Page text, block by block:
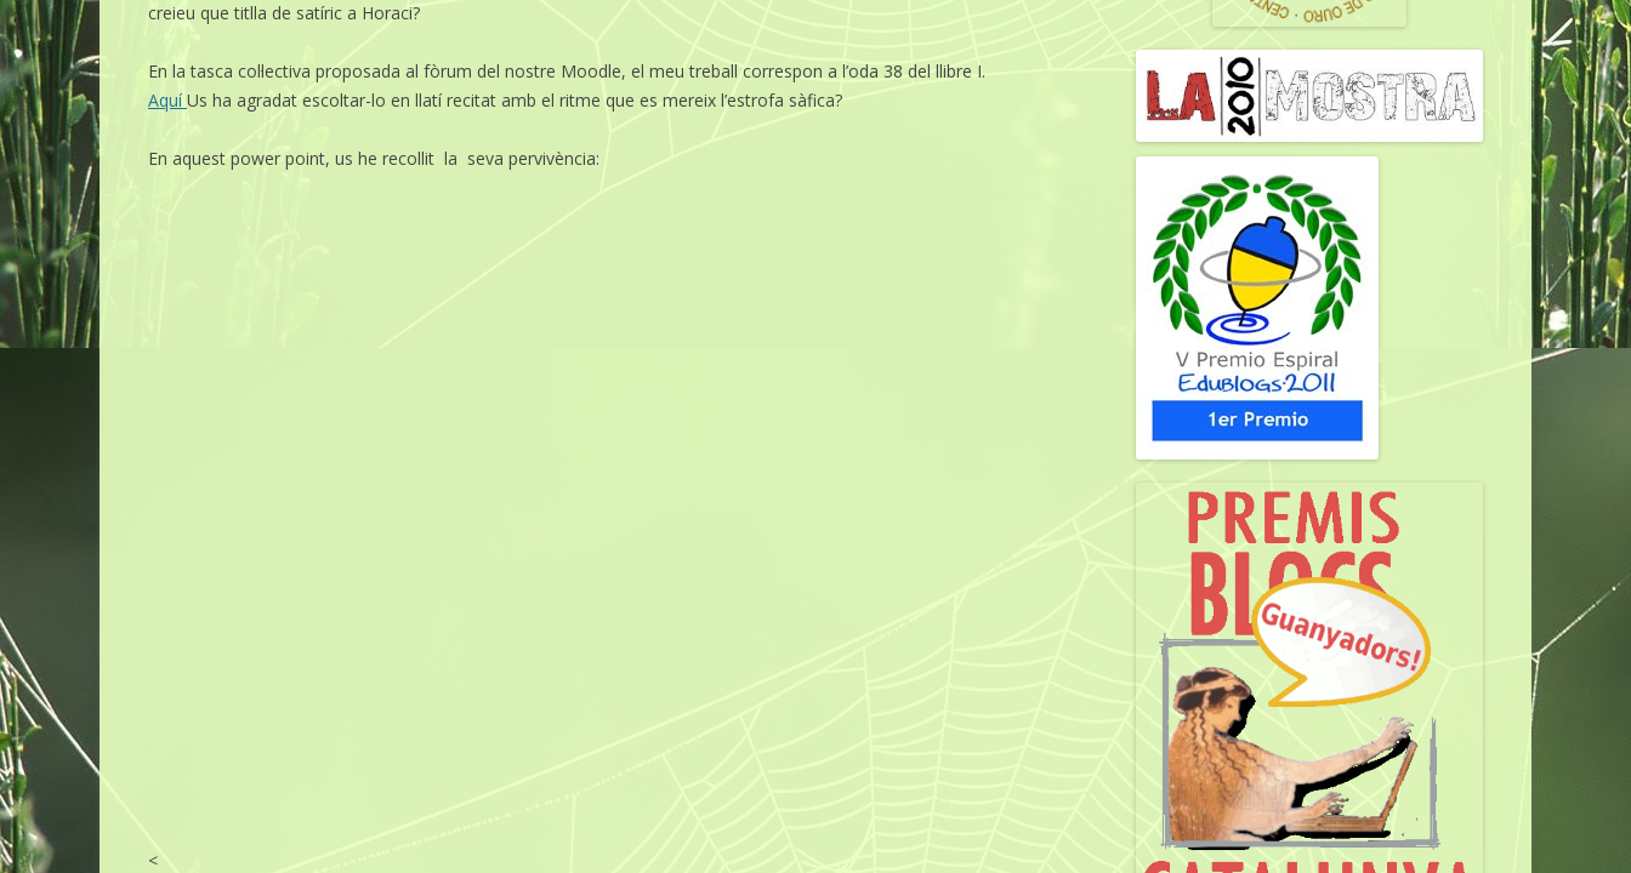
creieu que titlla de satíric a Horaci?
En la tasca col·lectiva proposada al fòrum del nostre Moodle, el meu treball correspon a l’oda 38 del llibre I.
AquíUs ha agradat escoltar-lo en llatí recitat amb el ritme que es mereix l’estrofa sàfica?
En aquest power point, us he recollit la seva pervivència:
<